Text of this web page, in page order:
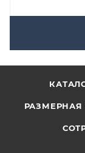
РАЗМЕРНАЯ